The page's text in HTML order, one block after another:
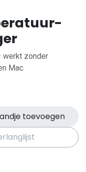
werkt zonder
Mac.
toevoegen